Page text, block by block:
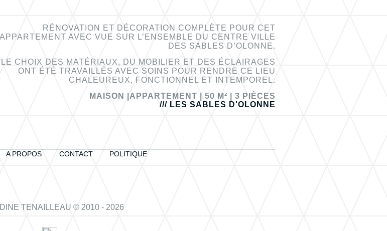
RÉNOVATION ET DÉCORATION COMPLÈTE POUR CET
APPARTEMENT AVEC VUE SUR L’ENSEMBLE DU CENTRE VILLE
DES SABLES D’OLONNE.
LE CHOIX DES MATÉRIAUX, DU MOBILIER ET DES ÉCLAIRAGES
ONT ÉTÉ TRAVAILLÉS AVEC SOINS POUR RENDRE CE LIEU
CHALEUREUX, FONCTIONNEL ET INTEMPOREL.
MAISON | APPARTEMENT | 50 M² |
3 PIÈCES
/// LES SABLES D'OLONNE
A PROPOS CONTACT POLITIQUE
TENAILLEAU © 2010 - 2026